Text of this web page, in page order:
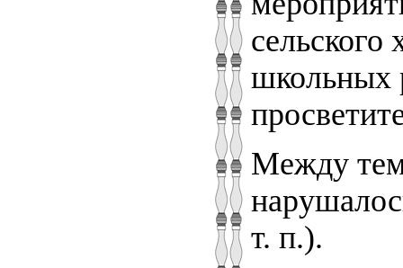
сельского
школьных
Между тем
т. п.).